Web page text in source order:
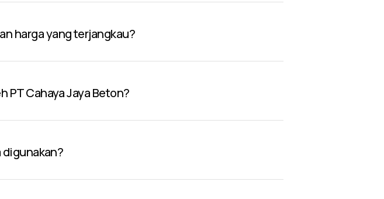
harga yang terjangkau?
PT Cahaya Jaya Beton?
digunakan?